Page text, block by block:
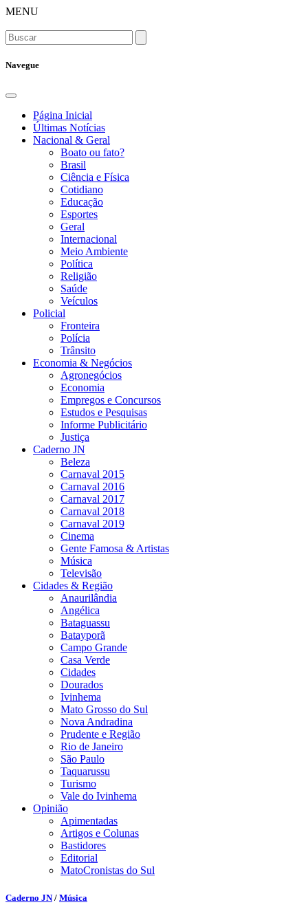
MENU
Navegue
Página Inicial
Últimas Notícias
Nacional & Geral
Boato ou fato?
Brasil
Ciência e Física
Cotidiano
Educação
Esportes
Geral
Internacional
Meio Ambiente
Política
Religião
Saúde
Veículos
Policial
Fronteira
Polícia
Trânsito
Economia & Negócios
Agronegócios
Economia
Empregos e Concursos
Estudos e Pesquisas
Informe Publicitário
Justiça
Caderno JN
Beleza
Carnaval 2015
Carnaval 2016
Carnaval 2017
Carnaval 2018
Carnaval 2019
Cinema
Gente Famosa & Artistas
Música
Televisão
Cidades & Região
Anaurilândia
Angélica
Bataguassu
Batayporã
Campo Grande
Casa Verde
Cidades
Dourados
Ivinhema
Mato Grosso do Sul
Nova Andradina
Prudente e Região
Rio de Janeiro
São Paulo
Taquarussu
Turismo
Vale do Ivinhema
Opinião
Apimentadas
Artigos e Colunas
Bastidores
Editorial
MatoCronistas do Sul
Caderno JN/ Música